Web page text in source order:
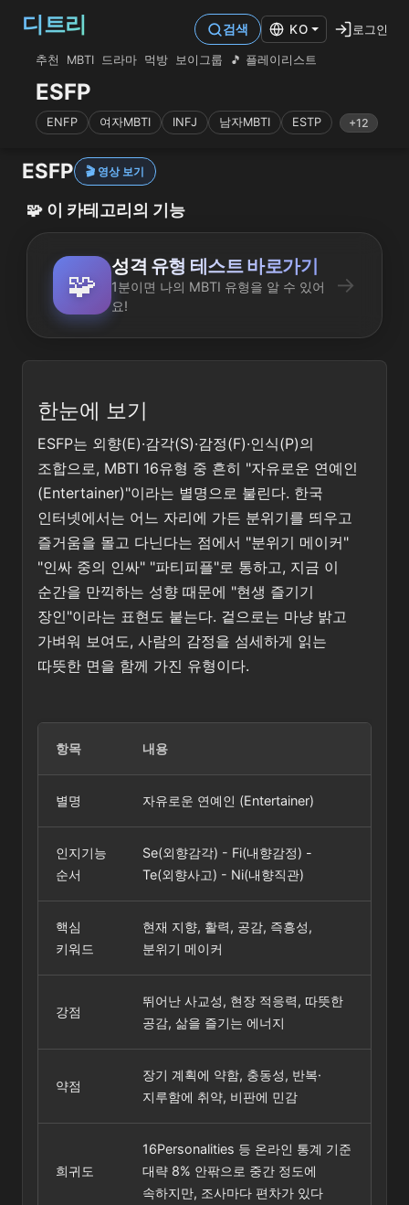
디트리
추천 MBTI 드라마 먹방 보이그룹 🎵 플레이리스트
ESFP
ENFP 여자MBTI INFJ 남자MBTI ESTP +12
검색 KO 로그인
ESFP 🎬 영상 보기
🧩 이 카테고리의 기능
🧩
성격 유형 테스트 바로가기
1분이면 나의 MBTI 유형을 알 수 있어
요!
→
한눈에 보기
ESFP는 외향(E)·감각(S)·감정(F)·인식(P)의
조합으로, MBTI 16유형 중 흔히 "자유로운 연예인
(Entertainer)"이라는 별명으로 불린다. 한국
인터넷에서는 어느 자리에 가든 분위기를 띄우고
즐거움을 몰고 다닌다는 점에서 "분위기 메이커"
"인싸 중의 인싸" "파티피플"로 통하고, 지금 이
순간을 만끽하는 성향 때문에 "현생 즐기기
장인"이라는 표현도 붙는다. 겉으로는 마냥 밝고
가벼워 보여도, 사람의 감정을 섬세하게 읽는
따뜻한 면을 함께 가진 유형이다.
항목 내용
별명 자유로운 연예인 (Entertainer)
인지기능
순서
Se(외향감각) - Fi(내향감정) -
Te(외향사고) - Ni(내향직관)
핵심
키워드
현재 지향, 활력, 공감, 즉흥성,
분위기 메이커
강점
뛰어난 사교성, 현장 적응력, 따뜻한
공감, 삶을 즐기는 에너지
약점
장기 계획에 약함, 충동성, 반복·
지루함에 취약, 비판에 민감
희귀도
16Personalities 등 온라인 통계 기준
대략 8% 안팎으로 중간 정도에
속하지만, 조사마다 편차가 있다